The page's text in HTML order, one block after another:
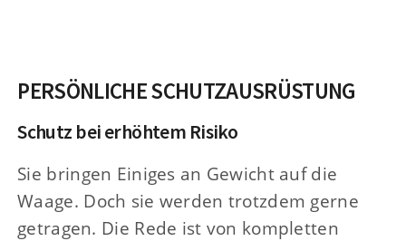
PERSÖNLICHE SCHUTZAUSRÜSTUNG
Schutz bei erhöhtem Risiko
Sie bringen Einiges an Gewicht auf die
Waage. Doch sie werden trotzdem gerne
getragen. Die Rede ist von kompletten